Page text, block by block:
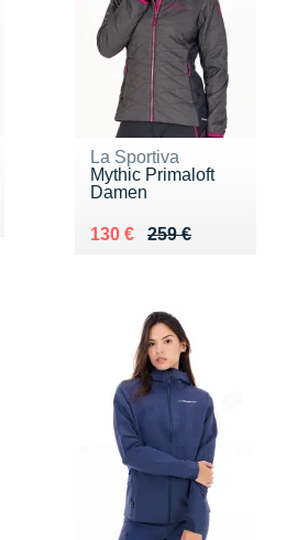
La Sportiva
Mythic Primaloft
Damen
259 €
Au lieu de 259 €
130 €
Vendu 130 €